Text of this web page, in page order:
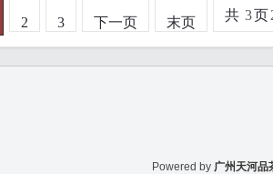
2 3 下一页 末页 共 3页
Powered by 广州天河品